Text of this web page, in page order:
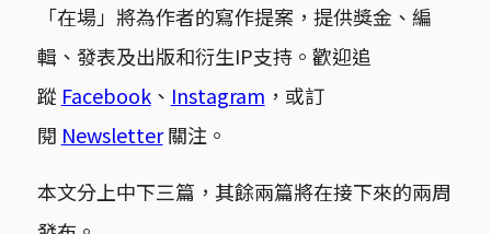
「在場」將為作者的寫作提案，提供獎金、編
輯、發表及出版和衍生IP支持。歡迎追
蹤 Facebook、 Instagram ，或訂
閱 Newsletter關注。
本文分上中下三篇，其餘兩篇將在接下來的兩周